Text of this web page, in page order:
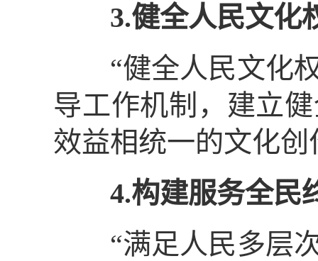
3.健全人民文化
“健全人民文化权
导工作机制，建立
效益相统一的文化
4.构建服务全民
“满足人民多层次